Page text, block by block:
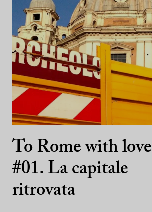
To Rome with love
#01. La capitale
ritrovata